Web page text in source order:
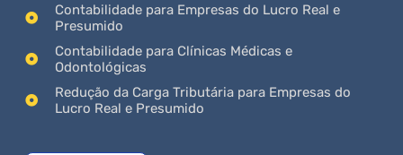
Contabilidade para Empresas do Lucro Real e
Presumido
Contabilidade para Clínicas Médicas e
Odontológicas
Redução da Carga Tributária para Empresas do
Lucro Real e Presumido